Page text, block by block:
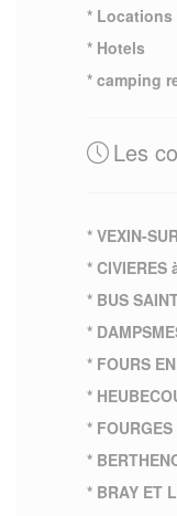
* Locations
* Hotels
* camping
Les
* VEXIN-
* CIVIERES
* BUS
*
* FOURS
*
*
*
* BRAY ET